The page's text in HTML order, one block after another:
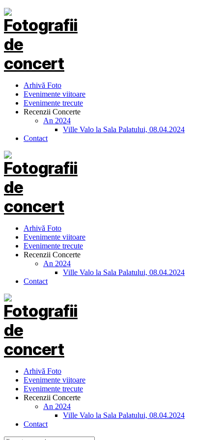
Arhivă Foto
Evenimente viitoare
Evenimente trecute
Recenzii Concerte
An 2024
Ville Valo la Sala Palatului, 08.04.2024
Contact
Arhivă Foto
Evenimente viitoare
Evenimente trecute
Recenzii Concerte
An 2024
Ville Valo la Sala Palatului, 08.04.2024
Contact
Arhivă Foto
Evenimente viitoare
Evenimente trecute
Recenzii Concerte
An 2024
Ville Valo la Sala Palatului, 08.04.2024
Contact